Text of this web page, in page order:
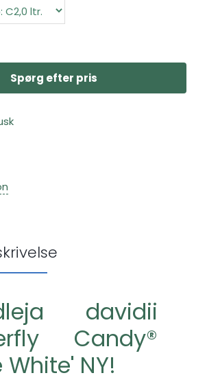
Spørg efter pris
davidii
Candy®
White' NY!